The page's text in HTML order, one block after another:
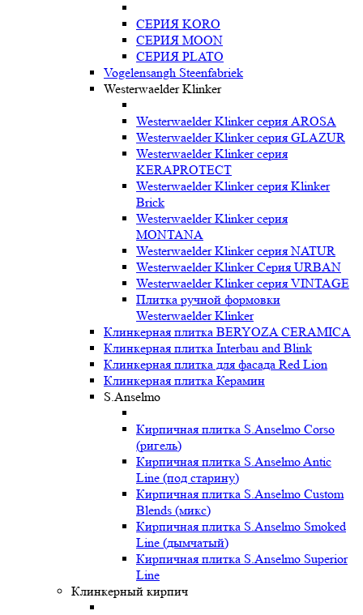
СЕРИЯ KORO
СЕРИЯ MOON
СЕРИЯ PLATO
Vogelensangh Steenfabriek
Westerwaelder Klinker
Westerwaelder Klinker серия AROSA
Westerwaelder Klinker серия GLAZUR
Westerwaelder Klinker серия
KERAPROTECT
Westerwaelder Klinker серия Klinker
Brick
Westerwaelder Klinker серия
MONTANA
Westerwaelder Klinker серия NATUR
Westerwaelder Klinker Серия URBAN
Westerwaelder Klinker серия VINTAGE
Плитка ручной формовки
Westerwaelder Klinker
Клинкерная плитка BERYOZA CERAMICA
Клинкерная плитка Interbau and Blink
Клинкерная плитка для фасада Red Lion
Клинкерная плитка Керамин
S.Anselmo
Кирпичная плитка S.Anselmo Corso
(ригель)
Кирпичная плитка S.Anselmo Antic
Line (под старину)
Кирпичная плитка S.Anselmo Custom
Blends (микс)
Кирпичная плитка S.Anselmo Smoked
Line (дымчатый)
Кирпичная плитка S.Anselmo Superior
Line
Клинкерный кирпич